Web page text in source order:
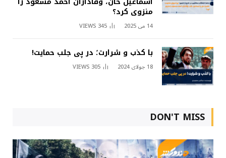
منزوی کرد؟
14 می 2025 345
VIEWS
با کذب و شرارت؛ در پی جلب حمایت!
18 جولای 2024 305
VIEWS
DON'T MISS